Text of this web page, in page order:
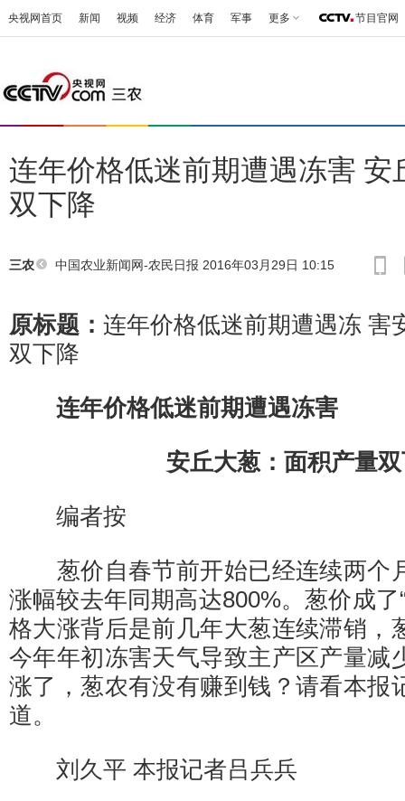
央视网首页 新闻 视频 经济 体育 军事 更多 节目官网
连年价格低迷前期遭遇冻害 安
双下降
三农 中国农业新闻网-农民日报 2016年03月29日 10:15
原标题： 连年价格低迷前期遭遇冻 害
双下降
连年价格低迷前期遭遇冻害
安丘大葱：面积产量
编者按
葱价自春节前开始已经连续两个
涨幅较去年同期高达800%。葱价成了
格大涨背后是前几年大葱连续滞销，
今年年初冻害天气导致主产区产量减
涨了，葱农有没有赚到钱？请看本报
道。
刘久平 本报记者吕兵兵